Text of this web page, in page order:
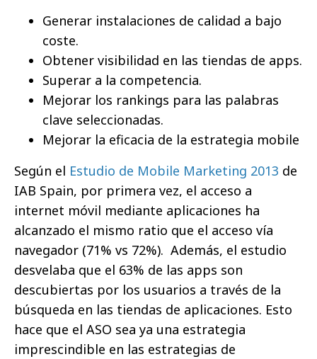
Generar instalaciones de calidad a bajo
coste.
Obtener visibilidad en las tiendas de apps.
Superar a la competencia.
Mejorar los rankings para las palabras
clave seleccionadas.
Mejorar la eficacia de la estrategia mobile
Según el Estudio de Mobile Marketing 2013 de
IAB Spain, por primera vez, el acceso a
internet móvil mediante aplicaciones ha
alcanzado el mismo ratio que el acceso vía
navegador (71% vs 72%). Además, el estudio
desvelaba que el 63% de las apps son
descubiertas por los usuarios a través de la
búsqueda en las tiendas de aplicaciones. Esto
hace que el ASO sea ya una estrategia
imprescindible en las estrategias de